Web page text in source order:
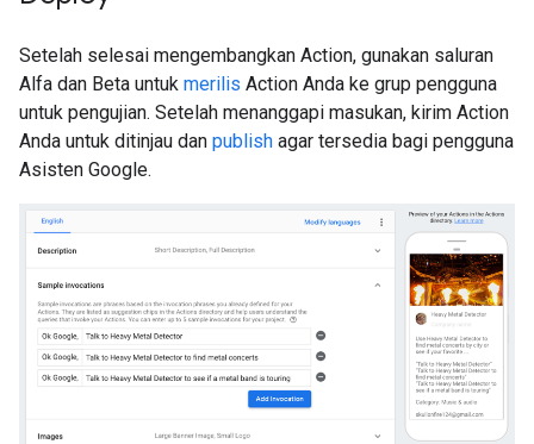
Setelah selesai mengembangkan Action, gunakan saluran
Alfa dan Beta untuk merilis Action Anda ke grup pengguna
untuk pengujian. Setelah menanggapi masukan, kirim Action
Anda untuk ditinjau dan publish agar tersedia bagi pengguna
Asisten Google.